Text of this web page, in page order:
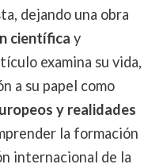
dejando una obra
científica y
examina su vida,
a su papel como
y realidades
la formación
internacional de la